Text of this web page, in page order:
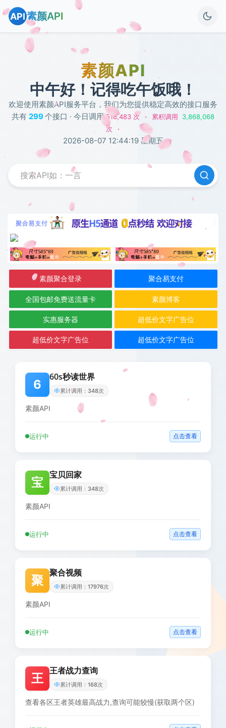
API素颜API
素颜API
中午好！记得吃午饭哦！
欢迎使用素颜API服务平台，我们为您提供稳定高效的接口服务
共有 299个接口 · 今日调用518,483 次 · 累积调用 3,868,068
次 ·
2026-08-07 12:44:20 星期五
素颜聚合登录 聚合易支付
全国包邮免费送流量卡 素颜博客
实惠服务器 超低价文字广告位
超低价文字广告位 超低价文字广告位
6
60s秒读世界
累计调用：348次
素颜API
运行中 点击查看
宝
宝贝回家
累计调用：348次
素颜API
运行中 点击查看
聚
聚合视频
累计调用：17976次
素颜API
运行中 点击查看
王
王者战力查询
累计调用：168次
查看各区王者英雄最高战力,查询可能较慢(获取两个区)